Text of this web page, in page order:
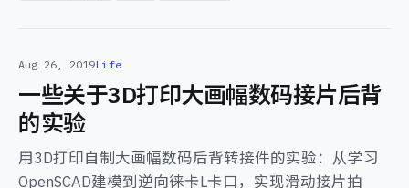
Aug 26, 2019Life
一些关于3D打印大画幅数码接片后背
的实验
用3D打印自制大画幅数码后背转接件的实验：从学习
OpenSCAD建模到逆向徕卡L卡口，实现滑动接片拍